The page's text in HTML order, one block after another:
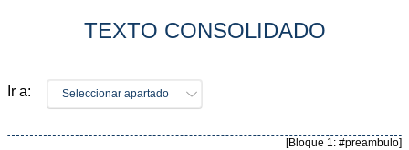
TEXTO CONSOLIDADO
Ir a: Seleccionar apartado
[Bloque 1: #preambulo]